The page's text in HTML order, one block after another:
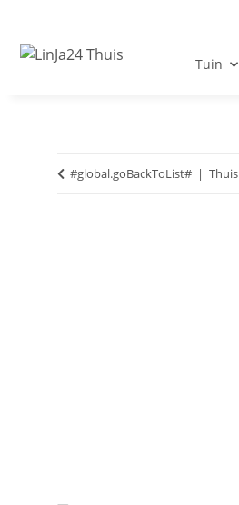
Tuin
#global.goBackToList# Thuis